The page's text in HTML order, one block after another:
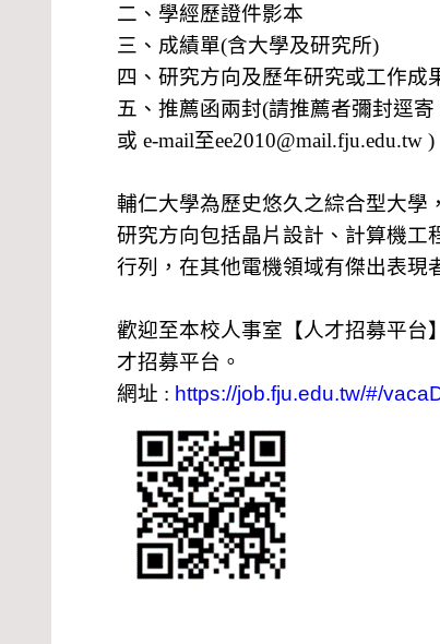
二、學經歷證件影本
三、成績單(含大學及研究所)
四、研究方向及歷年研究或工作成
五、推薦函兩封(請推薦者彌封逕寄
或 e-mail至ee2010@mail.fju.edu.tw )
輔仁大學為歷史悠久之綜合型大學
研究方向包括晶片設計、計算機工
行列，在其他電機領域有傑出表現
歡迎至本校人事室【人才招募平台
才招募平台。
網址 : https://job.fju.edu.tw/#/